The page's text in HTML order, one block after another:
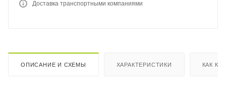
Доставка транспортными компаниями
ОПИСАНИЕ И СХЕМЫ ХАРАКТЕРИСТИКИ КАК